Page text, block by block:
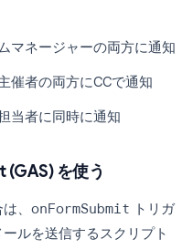
マネージャーの両方に通知
催者の両方にCCで通知
当者に同時に通知
を使う
、 onFormSubmit トリガ
ルを送信するスクリプト